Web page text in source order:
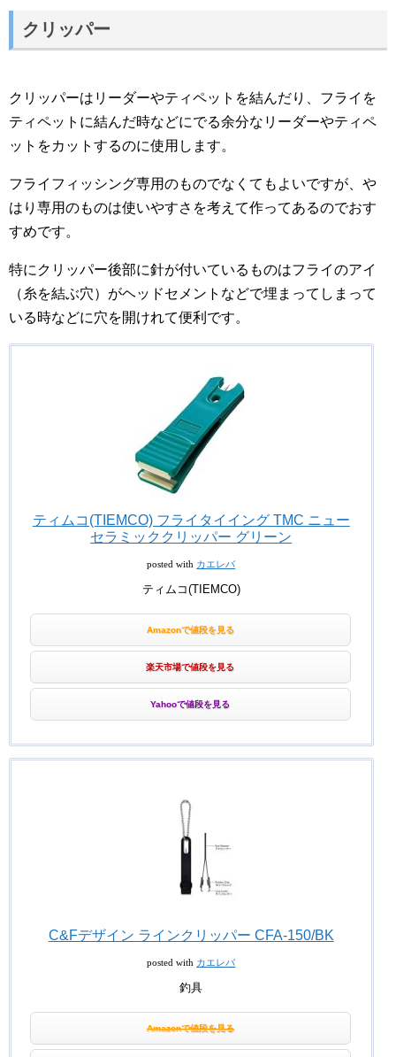
クリッパー
クリッパーはリーダーやティペットを結んだり、フライを
ティペットに結んだ時などにでる余分なリーダーやティペ
ットをカットするのに使用します。
フライフィッシング専用のものでなくてもよいですが、や
はり専用のものは使いやすさを考えて作ってあるのでおす
すめです。
特にクリッパー後部に針が付いているものはフライのアイ
（糸を結ぶ穴）がヘッドセメントなどで埋まってしまって
いる時などに穴を開けれて便利です。
ティムコ(TIEMCO) フライタイイング TMC ニュー
セラミッククリッパー グリーン
posted with カエレバ
ティムコ(TIEMCO)
Amazonで値段を見る
楽天市場で値段を見る
Yahooで値段を見る
C&Fデザイン ラインクリッパー CFA‐150/BK
posted with カエレバ
釣具
Amazonで値段を見る